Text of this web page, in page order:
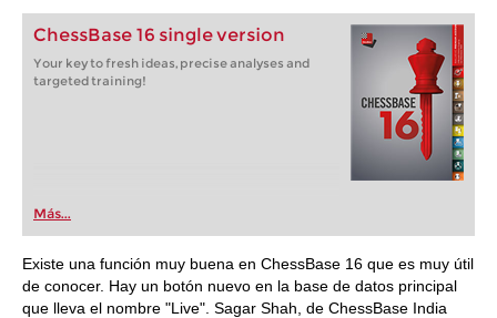
ChessBase 16 single version
Your key to fresh ideas, precise analyses and
targeted training!
Más...
Existe una función muy buena en ChessBase 16 que es muy útil
de conocer. Hay un botón nuevo en la base de datos principal
que lleva el nombre "Live". Sagar Shah, de ChessBase India